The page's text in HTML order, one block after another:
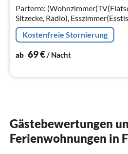
Parterre:
Sitzecke, Radio),
Küche(Kochplatte(4 Kochplatten,
Kostenfreie Stornierung
ab 69€/ Nacht
Gästebewertungen
Ferienwohnungen in